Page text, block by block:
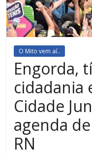
O Mito vem aí..
Engorda,
cidadania
Cidade
agenda
RN